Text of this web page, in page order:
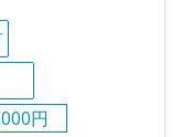
円